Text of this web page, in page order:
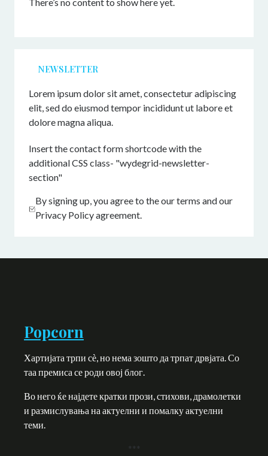
NEWSLETTER
Lorem ipsum dolor sit amet, consectetur adipiscing
elit, sed do eiusmod tempor incididunt ut labore et
dolore magna aliqua.
Insert the contact form shortcode with the
additional CSS class- "wydegrid-newsletter-
section"
By signing up, you agree to the our terms and our
Privacy Policy agreement.
Popcorn
Хартијата трпи сѐ, но нема зошто да трпат дрвјата. Со
таа премиса се роди овој блог.
Во него ќе најдете кратки прози, стихови, драмолетки
и размислувања на актуелни и помалку актуелни
теми.
***